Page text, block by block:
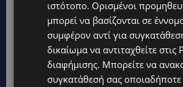
ΕΞΩΤΙΚΑ ΖΩΑ ΣΤΗΝ ΚΥΠΡΟ: Πότε
απαγορεύεται να έχεις μαϊμού ως
μπορείς να διατηρείς νόμιμα
UPDATES
ΧΩΡΙΣ ΣΩΣΣΙΒΙΟ Η ΘΑΛΑΣΣΙΑ ΣΥΝΔΕΣΗ
«Χωρίς επιδότηση το πλοίο δεν θα
ιστότοπο. Ορισμένοι
μπορεί να βασίζονται σε
συμφέρον αντί για
δικαίωμα να αντιταχθείτε στις
διαφήμισης. Μπορείτε να
συγκατάθεσή σας οποιαδήποτε